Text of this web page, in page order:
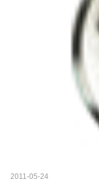
2011-05-24